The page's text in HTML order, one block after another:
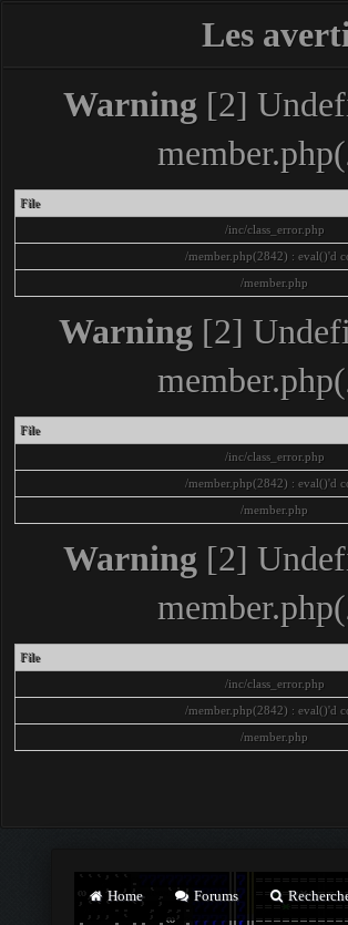
Les
Warning [2]
File
/inc/class_error.php
/member.php(2842) : eval()'d
/member.php
Warning [2]
File
/inc/class_error.php
/member.php(2842) : eval()'d
/member.php
Warning [2]
File
/inc/class_error.php
/member.php(2842) : eval()'d
/member.php
Home Forums